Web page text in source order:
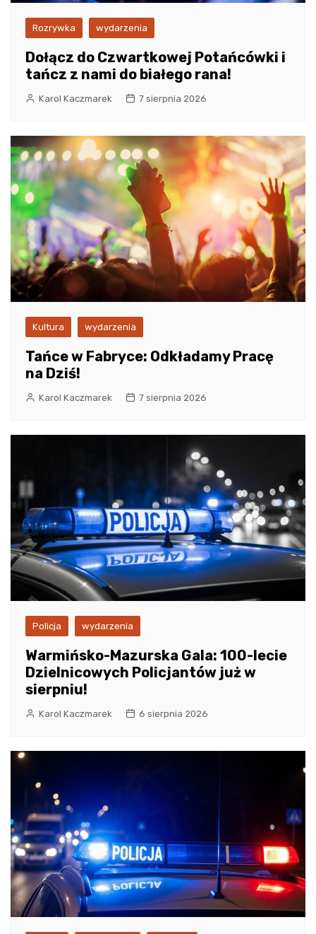
Rozrywka wydarzenia
Dołącz do Czwartkowej Potańcówki i
tańcz z nami do białego rana!
Karol Kaczmarek 7 sierpnia 2026
Kultura wydarzenia
Tańce w Fabryce: Odkładamy Pracę
na Dziś!
Karol Kaczmarek 7 sierpnia 2026
Policja wydarzenia
Warmińsko-Mazurska Gala: 100-lecie
Dzielnicowych Policjantów już w
sierpniu!
Karol Kaczmarek 6 sierpnia 2026